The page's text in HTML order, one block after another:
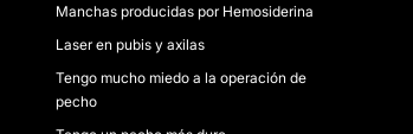
Manchas producidas por Hemosiderina
Laser en pubis y axilas
Tengo mucho miedo a la operación de
pecho